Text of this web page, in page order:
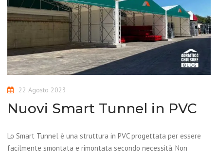
22 Agosto 2023
Nuovi Smart Tunnel in PVC
Lo Smart Tunnel è una struttura in PVC progettata per essere
facilmente smontata e rimontata secondo necessità. Non